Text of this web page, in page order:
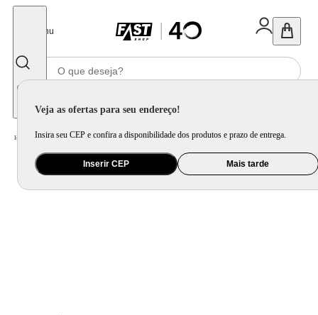
Menu
Veja as ofertas para seu endereço!
Insira seu CEP e confira a disponibilidade dos produtos e prazo de entrega.
Inserir CEP Mais tarde
Home Utilidade Doméstica Mesa / Garrafa Térmica